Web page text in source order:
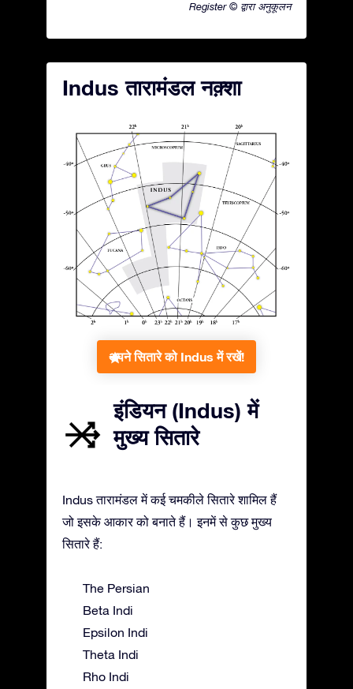
Register © द्वारा अनुकूलन
Indus तारामंडल नक़्शा
अपने सितारे को Indus में रखें!
इंडियन (Indus) में
मुख्य सितारे
Indus तारामंडल में कई चमकीले सितारे शामिल हैं
जो इसके आकार को बनाते हैं। इनमें से कुछ मुख्य
सितारे हैं:
The Persian
Beta Indi
Epsilon Indi
Theta Indi
Rho Indi